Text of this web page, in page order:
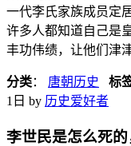
一代李氏家族成员定
许多人都知道自己是
丰功伟绩，让他们津
分类： 唐朝历史 标
1日 by 历史爱好者
李世民是怎么死